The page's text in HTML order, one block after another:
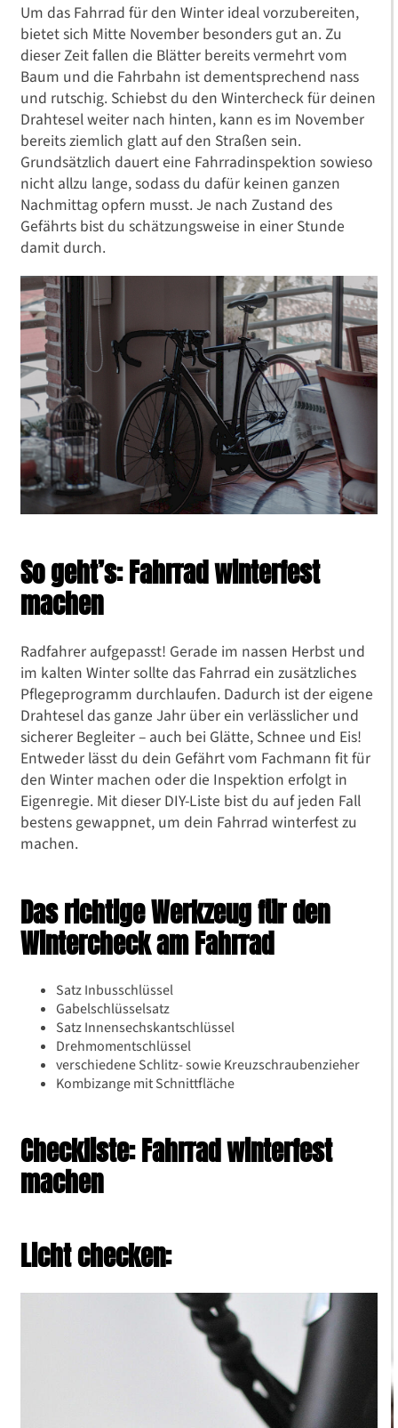
Um das Fahrrad für den Winter ideal vorzubereiten,
bietet sich Mitte November besonders gut an. Zu
dieser Zeit fallen die Blätter bereits vermehrt vom
Baum und die Fahrbahn ist dementsprechend nass
und rutschig. Schiebst du den Wintercheck für deinen
Drahtesel weiter nach hinten, kann es im November
bereits ziemlich glatt auf den Straßen sein.
Grundsätzlich dauert eine Fahrradinspektion sowieso
nicht allzu lange, sodass du dafür keinen ganzen
Nachmittag opfern musst. Je nach Zustand des
Gefährts bist du schätzungsweise in einer Stunde
damit durch.
So geht’s: Fahrrad winterfest
machen
Radfahrer aufgepasst! Gerade im nassen Herbst und
im kalten Winter sollte das Fahrrad ein zusätzliches
Pflegeprogramm durchlaufen. Dadurch ist der eigene
Drahtesel das ganze Jahr über ein verlässlicher und
sicherer Begleiter – auch bei Glätte, Schnee und Eis!
Entweder lässt du dein Gefährt vom Fachmann fit für
den Winter machen oder die Inspektion erfolgt in
Eigenregie. Mit dieser DIY-Liste bist du auf jeden Fall
bestens gewappnet, um dein Fahrrad winterfest zu
machen.
Das richtige Werkzeug für den
Wintercheck am Fahrrad
Satz Inbusschlüssel
Gabelschlüsselsatz
Satz Innensechskantschlüssel
Drehmomentschlüssel
verschiedene Schlitz- sowie Kreuzschraubenzieher
Kombizange mit Schnittfläche
Checkliste: Fahrrad winterfest
machen
Licht checken: